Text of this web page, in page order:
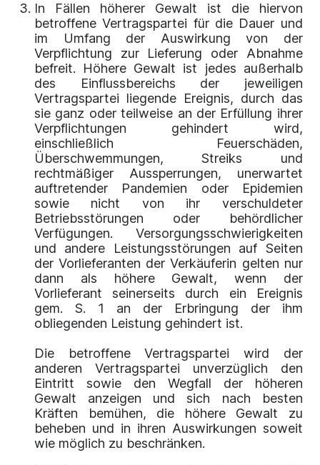
In Fällen höherer Gewalt ist die hiervon
betroffene Vertragspartei für die Dauer und
im Umfang der Auswirkung von der
Verpflichtung zur Lieferung oder Abnahme
befreit. Höhere Gewalt ist jedes außerhalb
des Einflussbereichs der jeweiligen
Vertragspartei liegende Ereignis, durch das
sie ganz oder teilweise an der Erfüllung ihrer
Verpflichtungen gehindert wird,
einschließlich Feuerschäden,
Überschwemmungen, Streiks und
rechtmäßiger Aussperrungen, unerwartet
auftretender Pandemien oder Epidemien
sowie nicht von ihr verschuldeter
Betriebsstörungen oder behördlicher
Verfügungen. Versorgungsschwierigkeiten
und andere Leistungsstörungen auf Seiten
der Vorlieferanten der Verkäuferin gelten nur
dann als höhere Gewalt, wenn der
Vorlieferant seinerseits durch ein Ereignis
gem. S. 1 an der Erbringung der ihm
obliegenden Leistung gehindert ist.
Die betroffene Vertragspartei wird der
anderen Vertragspartei unverzüglich den
Eintritt sowie den Wegfall der höheren
Gewalt anzeigen und sich nach besten
Kräften bemühen, die höhere Gewalt zu
beheben und in ihren Auswirkungen soweit
wie möglich zu beschränken.